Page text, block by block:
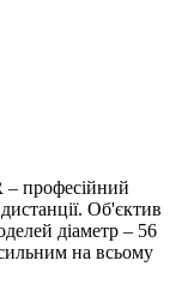
– професійний
Об'єктив
діаметр – 56
на всьому